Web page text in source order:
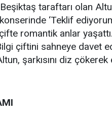
taraftarı olan
‘Teklif
romantik anlar
çiftini sahneye davet
şarkısını diz